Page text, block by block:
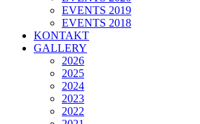
EVENTS 2019
EVENTS 2018
KONTAKT
GALLERY
2026
2025
2024
2023
2022